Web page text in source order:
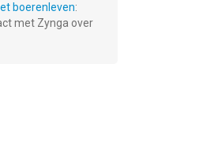
boerenleven:
met Zynga over